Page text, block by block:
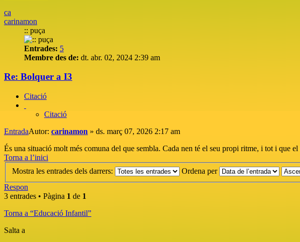
ca
carinamon
:: puça
Entrades: 5
Membre des de: dt. abr. 02, 2024 2:39 am
Re: Bolquer a I3
Citació
Citació
EntradaAutor: carinamon » ds. març 07, 2026 2:17 am
És una situació molt més comuna del que sembla. Cada nen té el seu propi ritme, i tot i que
Torna a l’inici
Mostra les entrades dels darrers:
Ordena per
Respon
3 entrades • Pàgina 1 de 1
Torna a “Educació Infantil”
Salta a